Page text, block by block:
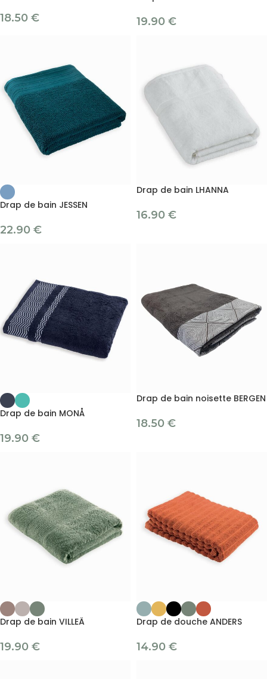
18.50 € 19.90 €
Drap de bain JESSEN
22.90 €
Drap de bain LHANNA
16.90 €
Drap de bain MONÅ
19.90 €
Drap de bain noisette BERGEN
18.50 €
Drap de bain VILLEÄ
19.90 €
Drap de douche ANDERS
14.90 €